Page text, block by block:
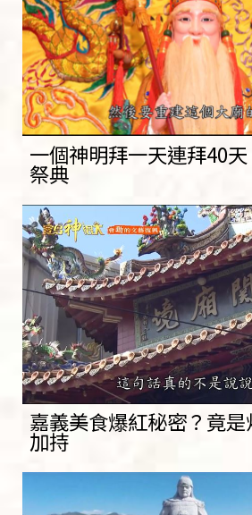
一個神明拜一天連拜40
祭典
嘉義美食爆紅秘密？竟
加持